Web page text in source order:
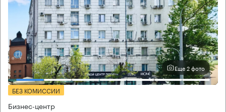
Еще 2 фото
БЕЗ КОМИССИИ
Бизнес-центр